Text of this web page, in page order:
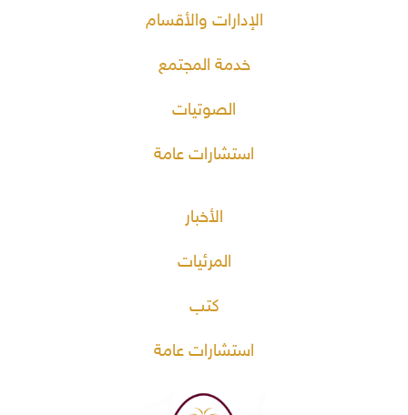
الإدارات والأقسام
خدمة المجتمع
الصوتيات
استشارات عامة
الأخبار
المرئيات
كتب
استشارات عامة